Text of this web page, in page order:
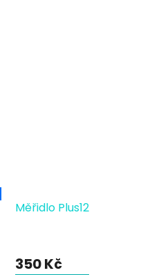
Měřidlo Plus12
350 Kč